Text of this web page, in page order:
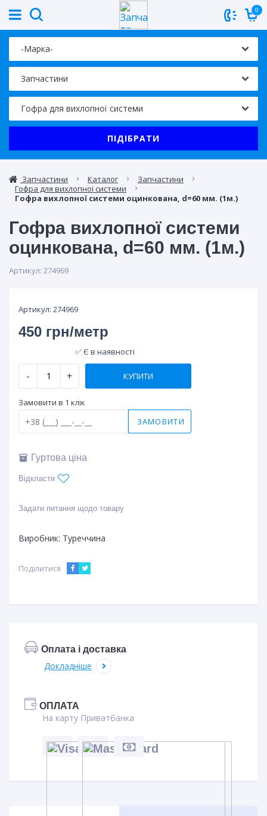
0
ПІДІБРАТИ
Запчастини Каталог
Запчастини
Гофра для вихлопної системи
Гофра вихлопної системи оцинкована, d=60 мм. (1м.)
Гофра вихлопної системи
оцинкована, d=60 мм. (1м.)
Артикул: 274969
Артикул: 274969
450 грн/метр
✅ Є в наявності
- +
Замовити в 1 клік
ЗАМОВИТИ
Гуртова ціна
Відкласти
Задати питання щодо товару
Виробник: Туреччина
Поділитися
Оплата і доставка
Докладніше
ОПЛАТА
На карту Приватбанка